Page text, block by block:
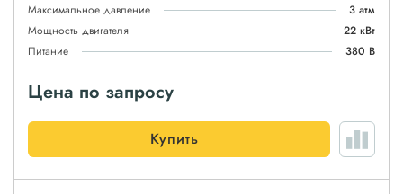
Максимальное давление
3 атм
Мощность двигателя
22 кВт
Питание
380 В
Цена по запросу
Купить